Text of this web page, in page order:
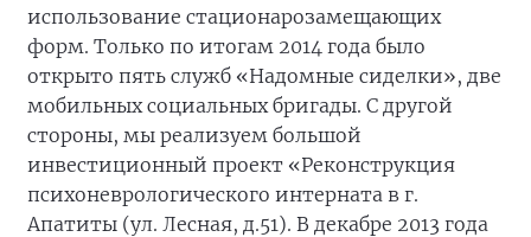
использование стационарозамещающих
форм. Только по итогам 2014 года было
открыто пять служб «Надомные сиделки», две
мобильных социальных бригады. С другой
стороны, мы реализуем большой
инвестиционный проект «Реконструкция
психоневрологического интерната в г.
Апатиты (ул. Лесная, д.51). В декабре 2013 года